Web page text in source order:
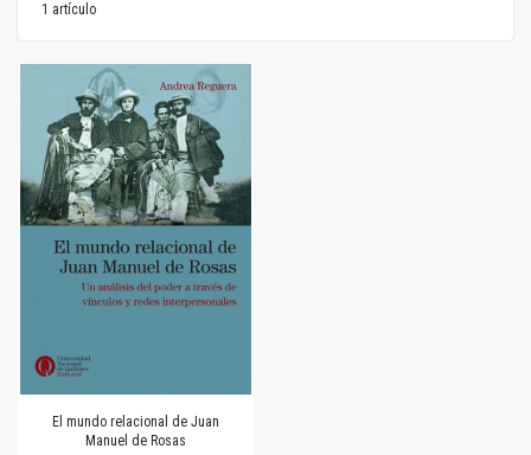
1 artículo
El mundo relacional de Juan
Manuel de Rosas